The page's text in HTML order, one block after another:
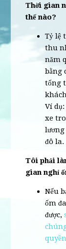
Thời gian
thế nào?
Tỷ lệ
thu
năm
bằng
tổng
Ví
xe
lương
đô la.
Tôi phải
gian nghỉ
Nếu
ốm
được,